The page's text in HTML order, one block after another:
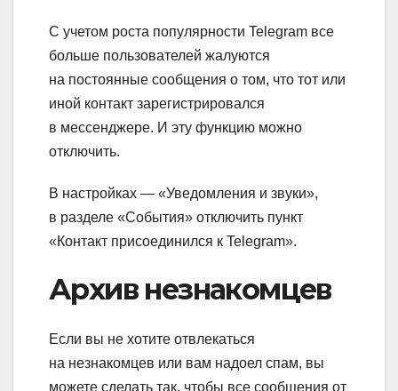
С учетом роста популярности Telegram все
больше пользователей жалуются
на постоянные сообщения о том, что тот или
иной контакт зарегистрировался
в мессенджере. И эту функцию можно
отключить.
В настройках — «Уведомления и звуки»,
в разделе «События» отключить пункт
«Контакт присоединился к Telegram».
Архив незнакомцев
Если вы не хотите отвлекаться
на незнакомцев или вам надоел спам, вы
можете сделать так, чтобы все сообщения от